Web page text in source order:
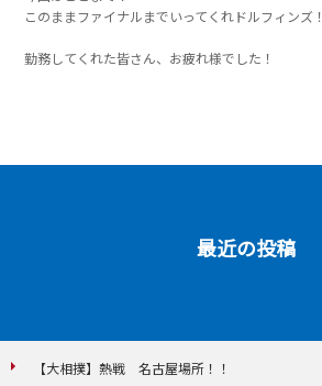
このままファイナルまでいってくれドルフィンズ！
勤務してくれた皆さん、お疲れ様でした！
最近の投稿
【大相撲】熱戦 名古屋場所！！